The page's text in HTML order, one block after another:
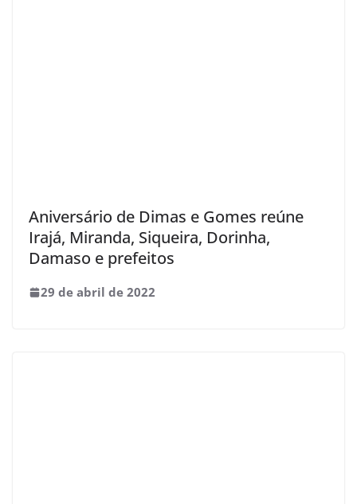
Aniversário de Dimas e Gomes reúne
Irajá, Miranda, Siqueira, Dorinha,
Damaso e prefeitos
29 de abril de 2022